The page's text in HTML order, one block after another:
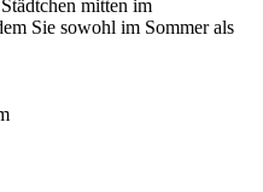
mitten im
Sie sowohl im Sommer als